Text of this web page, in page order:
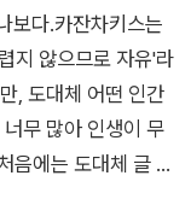
서 어찌 그의 자유
들의 동행길은 갈
진다. 헤어진 후 조
과 거친 격정을 표한
보지 못한다. 마지
되겠다. 살리에르가
이 말이다. 하지만
신이 되어 스스로를
서도 종심소욕불유
보다.카잔차키스는
지 않으므로 자유'라
, 도대체 어떤 인간
무 많아 인생이 무
음에는 도대체 글 속